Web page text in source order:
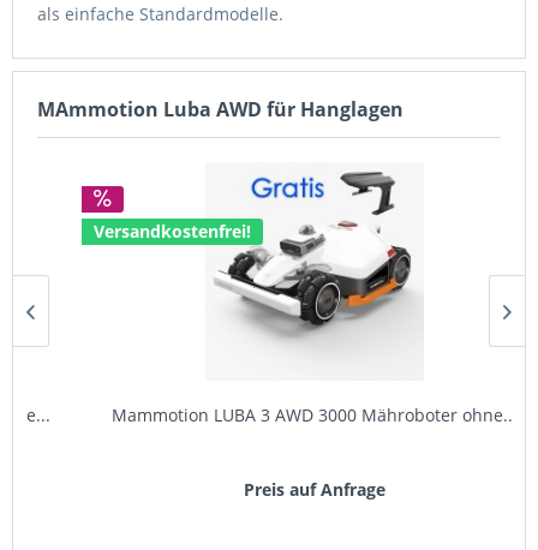
als einfache Standardmodelle.
MAmmotion Luba AWD für Hanglagen
Versandkostenfrei!
Mammotion LUBA 3 AWD 3000 Mähroboter ohne...
Preis auf Anfrage